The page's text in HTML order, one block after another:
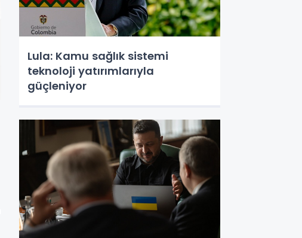
Lula: Kamu sağlık sistemi
teknoloji yatırımlarıyla
güçleniyor